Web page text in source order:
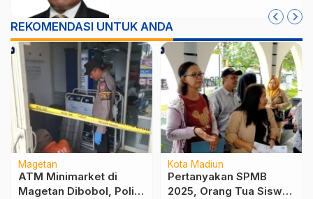
REKOMENDASI UNTUK ANDA
Magetan
ATM Minimarket di
Magetan Dibobol, Polisi
Kota Madiun
Pertanyakan SPMB
2025, Orang Tua Siswa